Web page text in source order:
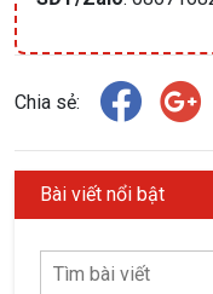
Chia sẻ:
Bài viết nổi bật